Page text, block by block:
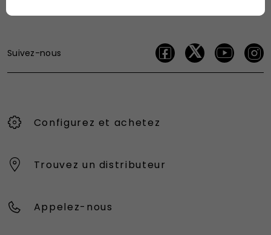
Suivez-nous
Configurez et achetez
Trouvez un distributeur
Appelez-nous